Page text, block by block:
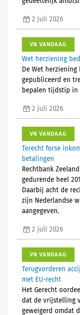
2 juli 2026
VN VANDAAG
Wet herziening
De Wet
gepubliceerd en
bepalen tijdstip in
2 juli 2026
VN VANDAAG
Terecht forse
betalingen
Rechtbank
gedurende heel
Daarbij acht de
zijn Nederlandse
aangegeven.
2 juli 2026
VN VANDAAG
Terugvorderen
met EU-recht
Het Gerecht
dat de vrijstelling
geweigerd omdat